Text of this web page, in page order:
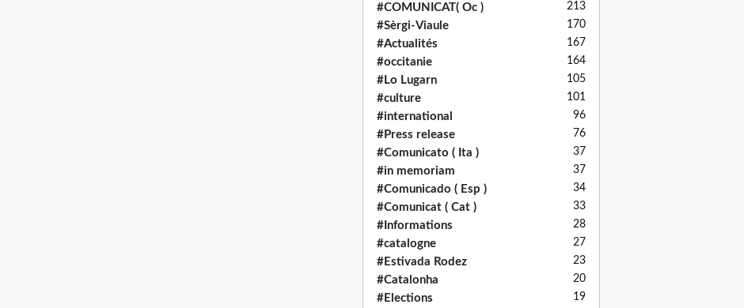
#COMUNICAT( Oc ) 213
#Sèrgi-Viaule 170
#Actualités 167
#occitanie 164
#Lo Lugarn 105
#culture 101
#international 96
#Press release 76
#Comunicato ( Ita ) 37
#in memoriam 37
#Comunicado ( Esp ) 34
#Comunicat ( Cat ) 33
#Informations 28
#catalogne 27
#Estivada Rodez 23
#Catalonha 20
#Elections 19